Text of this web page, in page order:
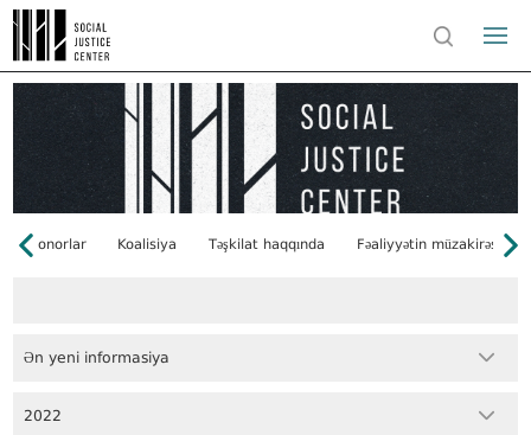
Donorlar Koalisiya Təşkilat haqqında Fəaliyyətin müzakirəsi
Ən yeni informasiya
2022